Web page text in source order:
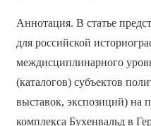
Аннотация. В статье
для российской
междисциплинарного
(каталогов) субъектов
выставок, экспозиций) на
комплекса Бухенвальд в